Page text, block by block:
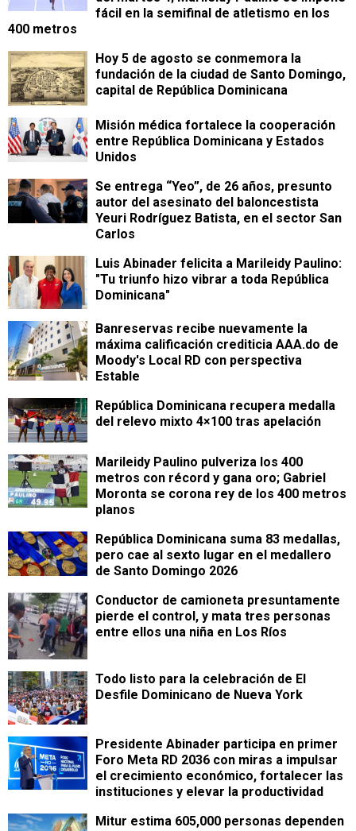
fácil en la semifinal de atletismo en los
400 metros
Hoy 5 de agosto se conmemora la
fundación de la ciudad de Santo Domingo,
capital de República Dominicana
Misión médica fortalece la cooperación
entre República Dominicana y Estados
Unidos
Se entrega “Yeo”, de 26 años, presunto
autor del asesinato del baloncestista
Yeuri Rodríguez Batista, en el sector San
Carlos
Luis Abinader felicita a Marileidy Paulino:
"Tu triunfo hizo vibrar a toda República
Dominicana"
Banreservas recibe nuevamente la
máxima calificación crediticia AAA.do de
Moody's Local RD con perspectiva
Estable
República Dominicana recupera medalla
del relevo mixto 4×100 tras apelación
Marileidy Paulino pulveriza los 400
metros con récord y gana oro; Gabriel
Moronta se corona rey de los 400 metros
planos
República Dominicana suma 83 medallas,
pero cae al sexto lugar en el medallero
de Santo Domingo 2026
Conductor de camioneta presuntamente
pierde el control, y mata tres personas
entre ellos una niña en Los Ríos
Todo listo para la celebración de El
Desfile Dominicano de Nueva York
Presidente Abinader participa en primer
Foro Meta RD 2036 con miras a impulsar
el crecimiento económico, fortalecer las
instituciones y elevar la productividad
Mitur estima 605,000 personas dependen